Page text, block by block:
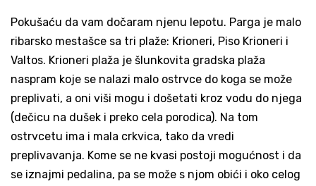
Pokušaću da vam dočaram njenu lepotu. Parga je malo
ribarsko mestašce sa tri plaže: Krioneri, Piso Krioneri i
Valtos. Krioneri plaža je šlunkovita gradska plaža
naspram koje se nalazi malo ostrvce do koga se može
preplivati, a oni viši mogu i došetati kroz vodu do njega
(dečicu na dušek i preko cela porodica). Na tom
ostrvcetu ima i mala crkvica, tako da vredi
preplivavanja. Kome se ne kvasi postoji mogućnost i da
se iznajmi pedalina, pa se može s njom obići i oko celog